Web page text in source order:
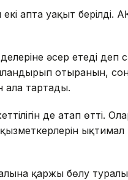
апта уақыт берілді.
әсер етеді деп
отырғанын,
тартады.
де атап өтті.
ықтимал
қаржы бөлу туралы